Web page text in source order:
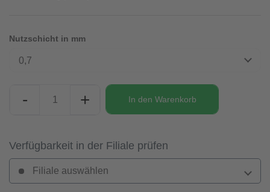
Nutzschicht in mm
0,7
- + In den Warenkorb
Verfügbarkeit in der Filiale prüfen
Filiale auswählen